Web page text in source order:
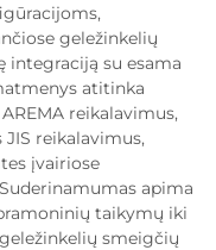
geležinkelių
integraciją su esama
atitinka
reikalavimus,
reikalavimus,
įvairiose
apima
taikymų iki
smeigčių